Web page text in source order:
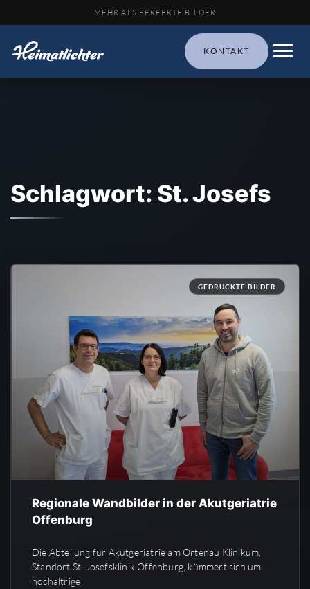
MEHR ALS PERFEKTE BILDER
KONTAKT
Schlagwort: St. Josefs
GEDRUCKTE BILDER
Regionale Wandbilder in der Akutgeriatrie
Offenburg
Die Abteilung für Akutgeriatrie am Ortenau Klinikum,
Standort St. Josefsklinik Offenburg, kümmert sich um
hochaltrige